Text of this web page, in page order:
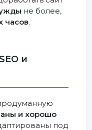
не более,
часов.
и
и хорошо
под